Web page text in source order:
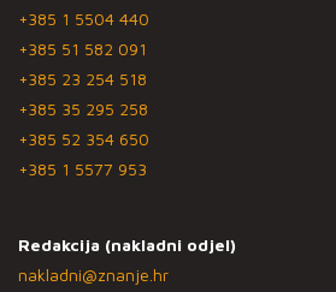
+385 1 5504 440
+385 51 582 091
+385 23 254 518
+385 35 295 258
+385 52 354 650
+385 1 5577 953
Redakcija (nakladni odjel)
nakladni@znanje.hr